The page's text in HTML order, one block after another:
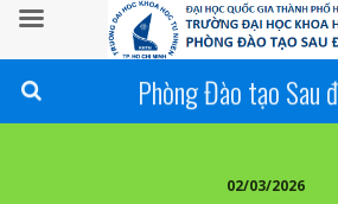
Phòng Đào tạo Sau
02/03/2026